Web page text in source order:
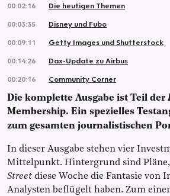
00:02:16
Die heutigen Themen
00:03:35
Disney und Fubo
00:09:11
Getty Images und Shutterstock
00:14:26
Dax-Update zu Airbus
00:20:16
Community Corner
Die komplette Ausgabe ist Teil der
Membership. Ein spezielles
zum gesamten journalistischen
In dieser Ausgabe stehen vier
Mittelpunkt. Hintergrund sind Pläne,
Street diese Woche die Fantasie von
Analysten beflügelt haben. Zum